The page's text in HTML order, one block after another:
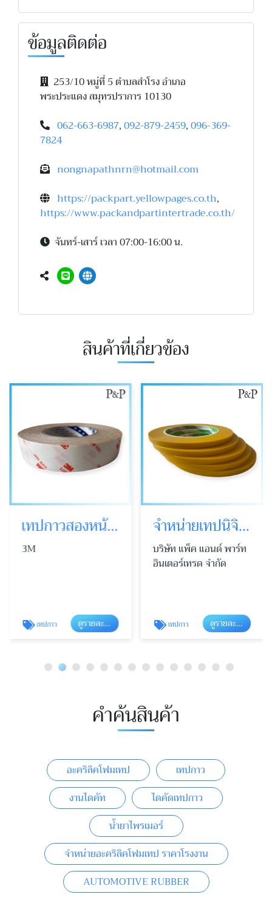
ข้อมูลติดต่อ
253/10 หมู่ที่ 5 ตำบลสำโรง อำเภอ
พระประแดง สมุทรปราการ 10130
062-663-6987,092-879-2459,096-369-
7824
nongnapathnrn@hotmail.com
https://packpart.yellowpages.co.th,
https://www.packandpartintertrade.co.th/
จันทร์-เสาร์ เวลา 07:00-16:00 น.
สินค้าที่เกี่ยวข้อง
เทปกาวสองหน้า 3M ราคาขายส่ง
3M
เทปกาว ดูรายละเอียด
จำหน่ายเทปนิจิบัน ราคาส่ง
บริษัท แพ็ค แอนด์ พาร์ท
อินเตอร์เทรด จำกัด
เทปกาว ดูรายละเอียด
คำค้นสินค้า
อะคริลิคโฟมเทป
เทปกาว
งานไดคัท
ไดคัดเทปกาว
น้ำยาไพรเมอร์
จำหน่ายอะคริลิคโฟมเทป ราคาโรงงาน
AUTOMOTIVE RUBBER